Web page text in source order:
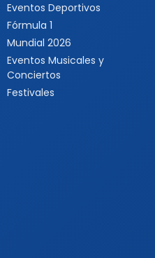
Eventos Deportivos
Fórmula 1
Mundial 2026
Eventos Musicales y
Conciertos
Festivales